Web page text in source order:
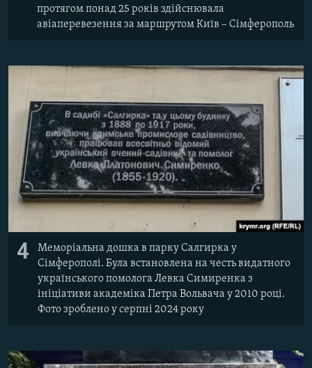
протягом понад 25 років здійснювала
авіаперевезення за маршрутом Київ – Сімферополь
4
Меморіальна дошка в парку Салгирка у
Сімферополі. Була встановлена ​​на честь видатного
українського помолога Левка Симиренка з
ініціативи академіка Петра Вольвача у 2010 році.
Фото зроблено у серпні 2024 року